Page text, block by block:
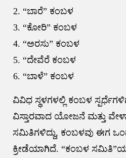
“ಬಾರೆ” ಕಂಬಳ
“ಕೋರಿ” ಕಂಬಳ
“ಅರಸು” ಕಂಬಳ
“ದೇವೆರೆ ಕಂಬಳ
“ಬಾಳೆ” ಕಂಬಳ
ವಿವಿಧ ಸ್ಥಳಗಳಲ್ಲಿ ಕಂಬಳ
ವಿಸ್ತಾರವಾದ ಯೋಜನೆ ಮತ್ತು
ಸಮಿತಿಗಳಿದ್ದು, ಕಂಬಳವು ಈಗ
ಕ್ರೀಡೆಯಾಗಿದೆ. “ಕಂಬಳ